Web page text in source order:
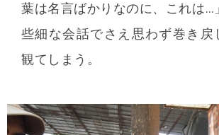
葉は名言ばかりなのに、これは…
些細な会話でさえ思わず巻き戻
観てしまう。